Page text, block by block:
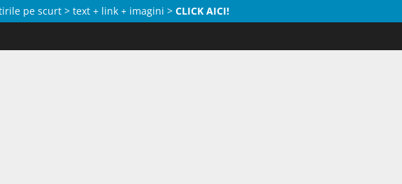
pe scurt > text + link + imagini > CLICK AICI!